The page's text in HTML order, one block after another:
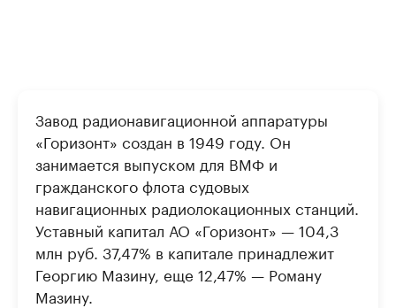
Завод радионавигационной аппаратуры
«Горизонт» создан в 1949 году. Он
занимается выпуском для ВМФ и
гражданского флота судовых
навигационных радиолокационных станций.
Уставный капитал АО «Горизонт» — 104,3
млн руб. 37,47% в капитале принадлежит
Георгию Мазину, еще 12,47% — Роману
Мазину.